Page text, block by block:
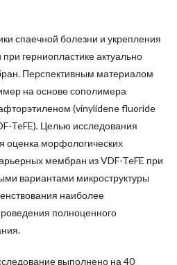
спаечной болезни и укрепления
герниопластике актуально
Перспективным материалом
на основе сополимера
(vinylidene fluoride
TeFE). Целью исследования
оценка морфологических
мембран из VDF-TeFE при
вариантами микроструктуры
наиболее
полноценного
выполнено на 40